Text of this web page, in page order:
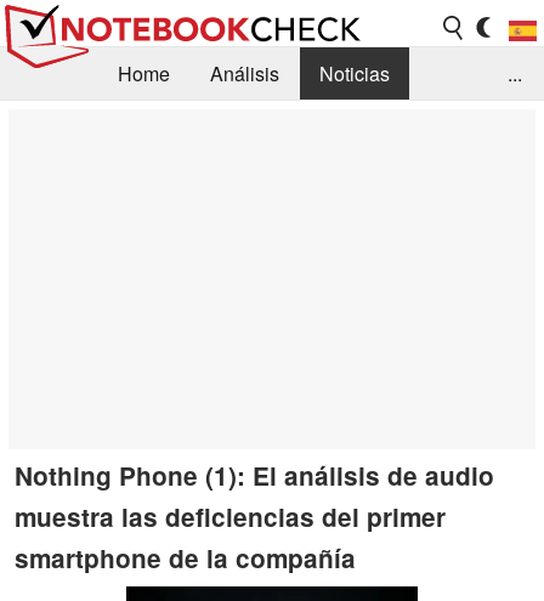
Home Análisis
Noticias
...
Nothing Phone (1): El análisis de audio
muestra las deficiencias del primer
smartphone de la compañía